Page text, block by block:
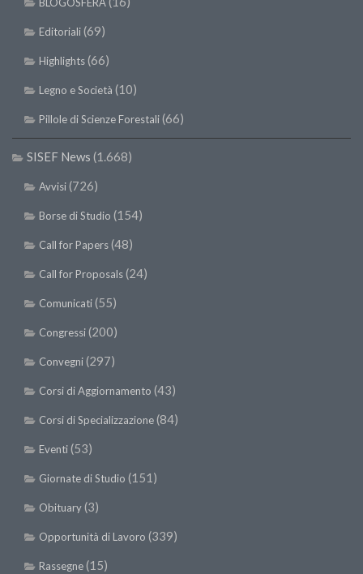
Editoriali(69)
Highlights(66)
Legno e Società (10)
Pillole di Scienze Forestali(66)
SISEF News (1.668)
Avvisi(726)
Borse di Studio (154)
Call for Papers(48)
Call for Proposals(24)
Comunicati(55)
Congressi(200)
Convegni(297)
Corsi di Aggiornamento (43)
Corsi di Specializzazione(84)
Eventi(53)
Giornate di Studio (151)
Obituary(3)
Opportunità di Lavoro (339)
Rassegne(15)